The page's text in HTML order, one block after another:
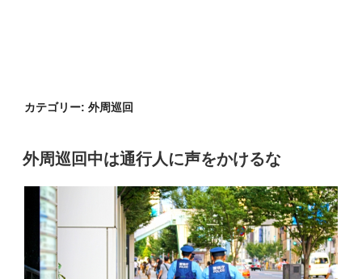
カテゴリー: 外周巡回
外周巡回中は通行人に声をかけるな